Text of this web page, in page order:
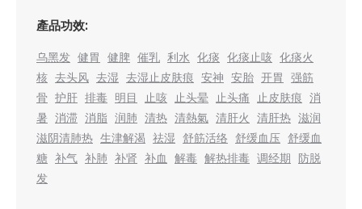
產品功效:
乌黑发 健胃 健脾 催乳 利水 化痰 化痰止咳 化痰火
核 去头风 去湿 去湿止皮肤痕 安神 安胎 开胃 强筋
骨 护肝 排毒 明目 止咳 止头晕 止头痛 止皮肤痕 消
暑 消滞 消脂 润肺 清热 清熱氣 清肝火 清肝热 滋润
滋阴清肺热 生津解渴 祛湿 舒筋活络 舒缓血压 舒缓血
糖 补气 补肺 补肾 补血 解毒 解热排毒 调经期 防脱
发